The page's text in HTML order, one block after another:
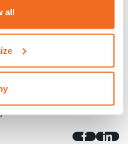
all
demandes des clients. Le
de produits signifie que